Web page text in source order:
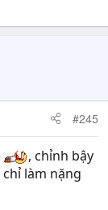
#245
, chỉnh bậy
làm nặng